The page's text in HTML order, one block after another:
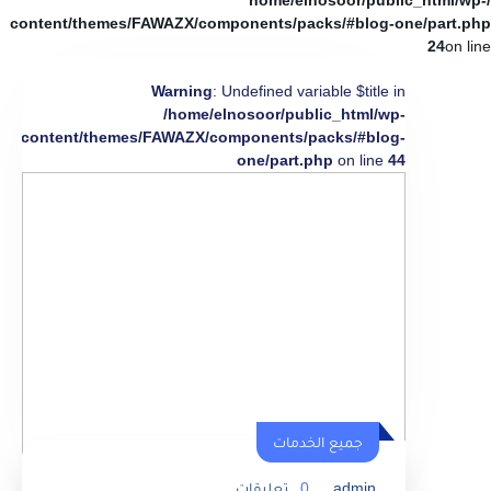
content/themes/FAWAZX/components/packs/#blog-one/part.php
on line
24
Warning: Undefined variable $title in
/home/elnosoor/public_html/wp-
content/themes/FAWAZX/components/packs/#blog-
one/part.php on line 44
جميع الخدمات